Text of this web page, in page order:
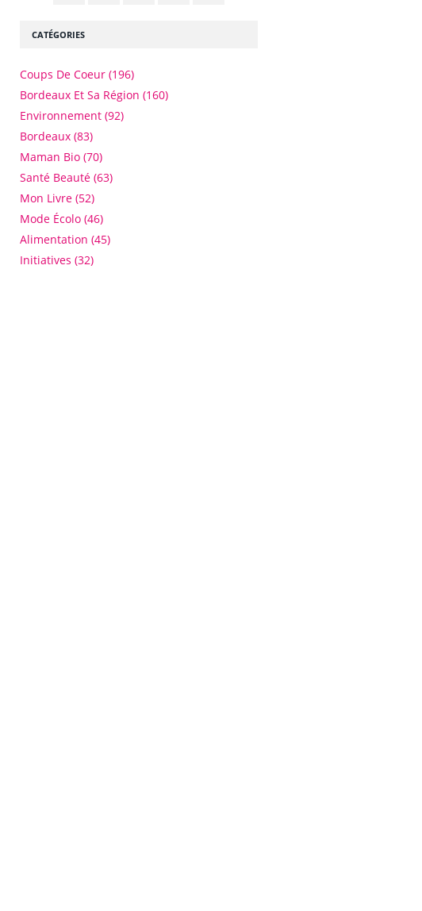
CATÉGORIES
Coups De Coeur (196)
Bordeaux Et Sa Région (160)
Environnement (92)
Bordeaux (83)
Maman Bio (70)
Santé Beauté (63)
Mon Livre (52)
Mode Écolo (46)
Alimentation (45)
Initiatives (32)